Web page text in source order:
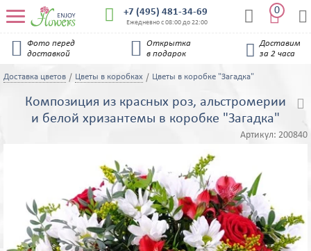
 +7 (495) 481-34-69
Ежедневно с 08:00 до 22:00  
0 

Фото перед
доставкой

Открытка
в подарок

Доставим
за 2 часа
Доставка цветов Цветы в коробках Цветы в коробке "Загадка"
Композиция из красных роз, альстромерии
и белой хризантемы в коробке "Загадка"
Артикул: 200840
